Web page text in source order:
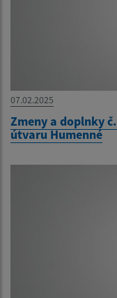
07.02.2025
Zmeny a doplnky
útvaru Humenné